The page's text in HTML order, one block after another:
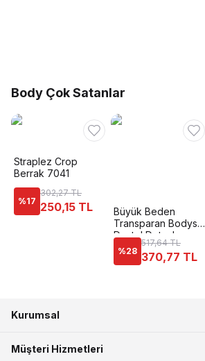
Body Çok Satanlar
Straplez Crop
Berrak 7041
%17
302,27 TL
250,15 TL
Büyük Beden
Transparan Bodysuit
Dantel Detaylı
Donex 8020
%28
517,64 TL
370,77 TL
Kurumsal
Müşteri Hizmetleri